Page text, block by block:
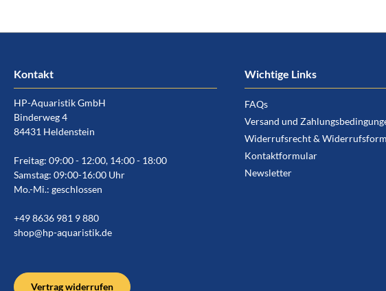
Kontakt
HP-Aquaristik GmbH
Binderweg 4
84431 Heldenstein
Freitag: 09:00 - 12:00, 14:00 - 18:00
Samstag: 09:00-16:00 Uhr
Mo.-Mi.: geschlossen
+49 8636 981 9 880
shop@hp-aquaristik.de
Vertrag widerrufen
Wichtige Links
FAQs
Versand und
Widerrufsrecht &
Kontaktformular
Newsletter